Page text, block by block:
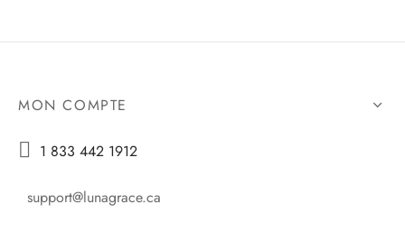
MON COMPTE
 1 833 442 1912
support@lunagrace.ca